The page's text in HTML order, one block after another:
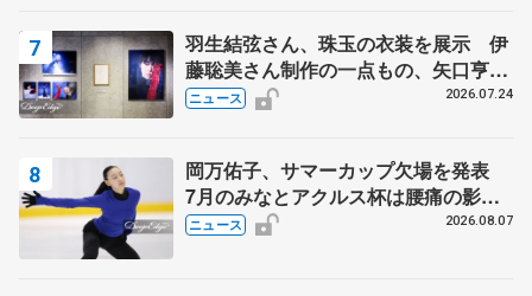
羽生結弦さん、珠玉の衣装を展示 伊
藤聡美さん制作の一点もの、矢口亨さ
んが撮影
ニュース 2026.07.24
岡万佑子、サマーカップ欠場を発表
7月のみなとアクルス杯は腰痛の影響
で
ニュース 2026.08.07